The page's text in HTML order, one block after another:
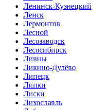
Ленинск-Кузнецкий
Ленск
Лермонтов
Лесной
Лесозаводск
Лесосибирск
Ливны
Ликино-Дулёво
Липецк
Липки
Лиски
Лихославль